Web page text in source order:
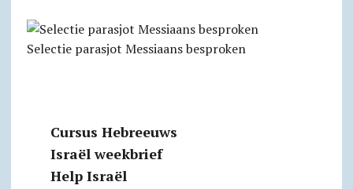
Selectie parasjot Messiaans besproken
Cursus Hebreeuws
Israël weekbrief
Help Israël